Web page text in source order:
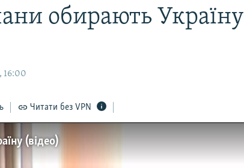
обирають Україну
16:00
Читати без VPN
(відео)